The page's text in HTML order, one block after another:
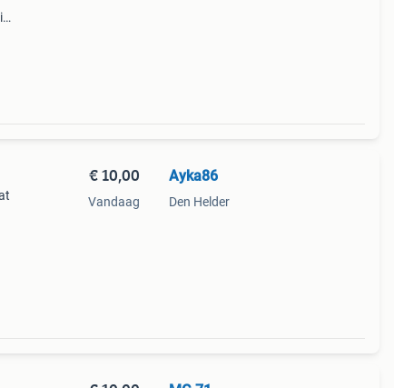
€ 10,00
Vandaag
Ayka86
Den Helder